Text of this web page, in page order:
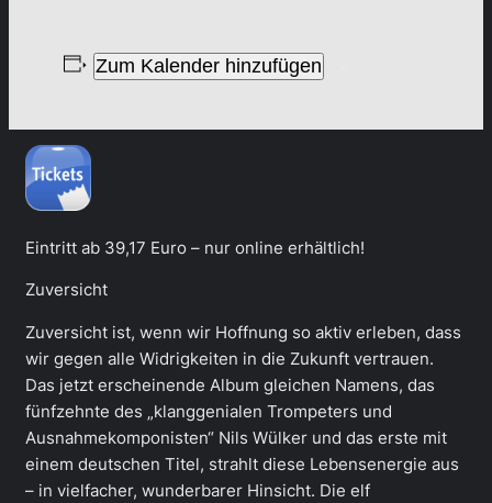
Zum Kalender hinzufügen
Eintritt ab 39,17 Euro – nur online erhältlich!
Zuversicht
Zuversicht ist, wenn wir Hoffnung so aktiv erleben, dass
wir gegen alle Widrigkeiten in die Zukunft vertrauen.
Das jetzt erscheinende Album gleichen Namens, das
fünfzehnte des „klanggenialen Trompeters und
Ausnahmekomponisten“ Nils Wülker und das erste mit
einem deutschen Titel, strahlt diese Lebensenergie aus
– in vielfacher, wunderbarer Hinsicht. Die elf